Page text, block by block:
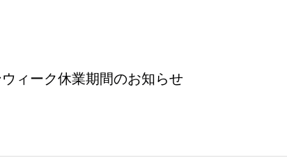
ィーク休業期間のお知らせ